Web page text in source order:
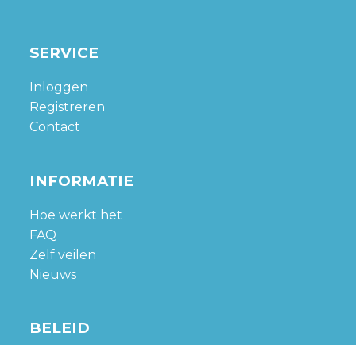
SERVICE
Inloggen
Registreren
Contact
INFORMATIE
Hoe werkt het
FAQ
Zelf veilen
Nieuws
BELEID